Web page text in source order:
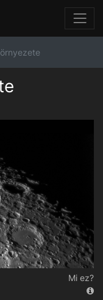
Mi ez?